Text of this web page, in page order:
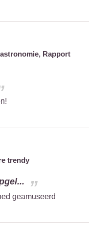
Rapport
trendy
geamuseerd